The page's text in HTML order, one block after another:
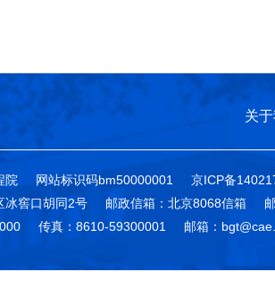
关
院 网站标识码bm50000001
京ICP备
冰窖口胡同2号
邮政信箱：北京8068信箱
传真：8610-59300001 邮箱：